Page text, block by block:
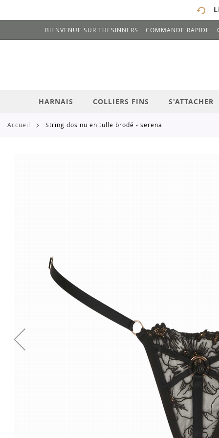
ALLEZ
BIENVENUE SUR THESINNERS COMMANDE RAPIDE
# ENTREZ AU MOINS 3 CARACTÈRES POUR
HARNAIS COLLIERS FINS S'ATTACHER
accueil string dos nu en tulle brodé - serena